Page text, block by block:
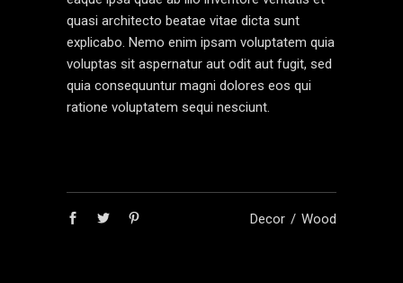
quasi architecto beatae vitae dicta sunt
explicabo. Nemo enim ipsam voluptatem quia
voluptas sit aspernatur aut odit aut fugit, sed
quia consequuntur magni dolores eos qui
ratione voluptatem sequi nesciunt.
Decor Wood